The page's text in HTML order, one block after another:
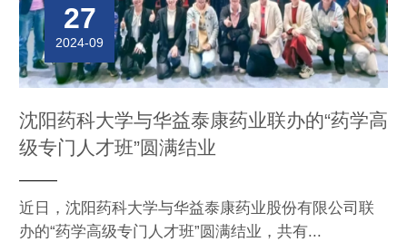
27
2024-09
沈阳药科大学与华益泰康药业联办的“药学高
级专门人才班”圆满结业
近日，沈阳药科大学与华益泰康药业股份有限公司联
办的“药学高级专门人才班”圆满结业，共有...